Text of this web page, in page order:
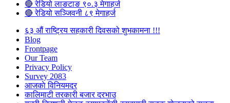
🔴 रेडियो लाङटाङ ९०.३ मेगाहर्ज
🔴 रेडियो सञ्जिवनी ८९ मेगाहर्ज
६३ औं राष्ट्रिय सहकारी दिवसको शुभकामना !!!
Blog
Frontpage
Our Team
Privacy Policy
Survey 2083
आजकाे विनियमदर
कालिमाटी तरकारी बजार दरभाउ